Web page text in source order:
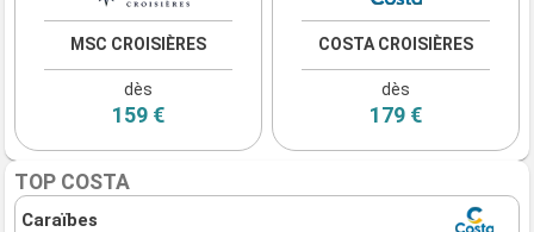
MSC CROISIÈRES
dès
159 €
COSTA CROISIÈRES
dès
179 €
TOP COSTA
Caraïbes